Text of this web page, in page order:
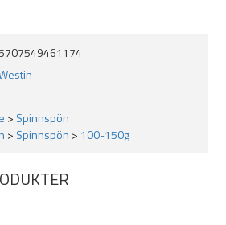
> Spinnspön
> Spinnspön > 100-150g